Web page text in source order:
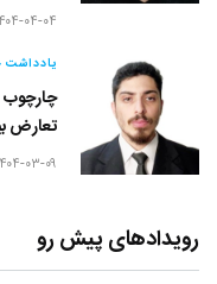
۱۴۰۴-۰۴-
یادداشت
چارچوب
تعارض
۱۴۰۴-۰۳-
رویدادهای پیش رو